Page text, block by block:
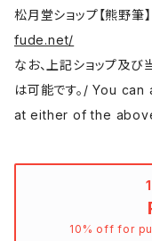
松月堂ショップ【熊野筆
fude.net/
なお、上記ショップ及
は可能です。/ You
at either of the
10% off for